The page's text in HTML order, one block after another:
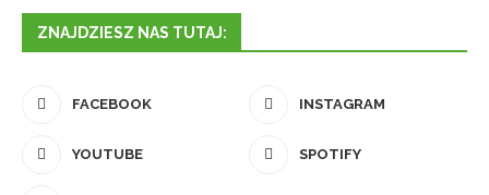
ZNAJDZIESZ NAS TUTAJ:
FACEBOOK INSTAGRAM
YOUTUBE SPOTIFY